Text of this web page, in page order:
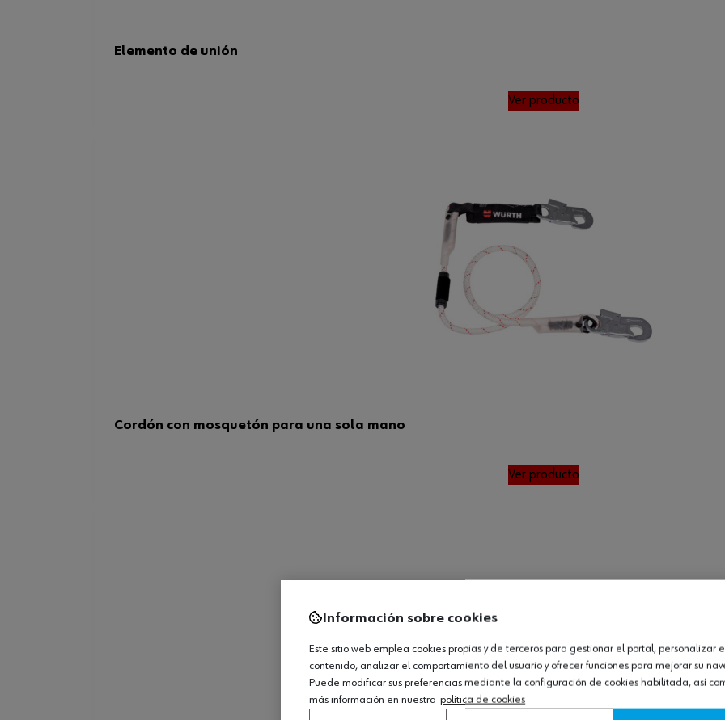
Elemento de unión
Ver producto
Cordón con mosquetón para una sola mano
Ver producto
Información sobre cookies
Este sitio web emplea cookies propias y de terceros para gestionar el portal, personalizar
contenido, analizar el comportamiento del usuario y ofrecer funciones para mejorar su
Puede modificar sus preferencias mediante la configuración de cookies habilitada, así
más información en nuestra política de cookies